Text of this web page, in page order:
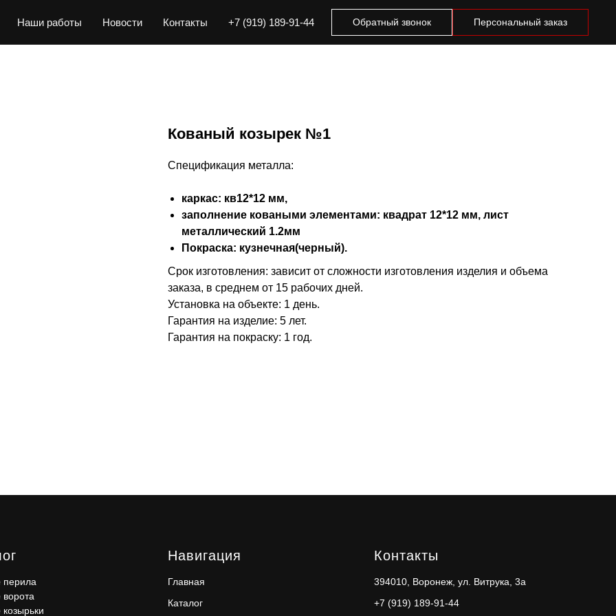
Наши работы Новости Контакты +7 (919) 189-91-44 Обратный звонок Персональный заказ
Кованый козырек №1
Спецификация металла:
каркас: кв12*12 мм,
заполнение коваными элементами: квадрат 12*12 мм, лист
металлический 1.2мм
Покраска: кузнечная(черный).
Срок изготовления: зависит от сложности изготовления изделия и объема
заказа, в среднем от 15 рабочих дней.
Установка на объекте: 1 день.
Гарантия на изделие: 5 лет.
Гарантия на покраску: 1 год.
перила
Навигация
Главная
Каталог
Контакты
394010, Воронеж, ул. Витрука, 3а
+7 (919) 189-91-44